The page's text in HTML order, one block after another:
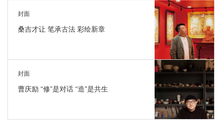
封面
桑吉才让 笔承古法 彩绘新章
封面
曹庆励 “修”是对话 “造”是共生